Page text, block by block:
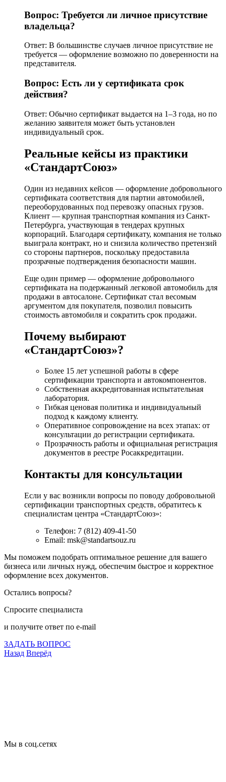
Вопрос: Требуется ли личное присутствие
владельца?
Ответ: В большинстве случаев личное присутствие не
требуется — оформление возможно по доверенности на
представителя.
Вопрос: Есть ли у сертификата срок
действия?
Ответ: Обычно сертификат выдается на 1–3 года, но по
желанию заявителя может быть установлен
индивидуальный срок.
Реальные кейсы из практики
«СтандартСоюз»
Один из недавних кейсов — оформление добровольного
сертификата соответствия для партии автомобилей,
переоборудованных под перевозку опасных грузов.
Клиент — крупная транспортная компания из Санкт-
Петербурга, участвующая в тендерах крупных
корпораций. Благодаря сертификату, компания не только
выиграла контракт, но и снизила количество претензий
со стороны партнеров, поскольку предоставила
прозрачные подтверждения безопасности машин.
Еще один пример — оформление добровольного
сертификата на подержанный легковой автомобиль для
продажи в автосалоне. Сертификат стал весомым
аргументом для покупателя, позволил повысить
стоимость автомобиля и сократить срок продажи.
Почему выбирают
«СтандартСоюз»?
Более 15 лет успешной работы в сфере
сертификации транспорта и автокомпонентов.
Собственная аккредитованная испытательная
лаборатория.
Гибкая ценовая политика и индивидуальный
подход к каждому клиенту.
Оперативное сопровождение на всех этапах: от
консультации до регистрации сертификата.
Прозрачность работы и официальная регистрация
документов в реестре Росаккредитации.
Контакты для консультации
Если у вас возникли вопросы по поводу добровольной
сертификации транспортных средств, обратитесь к
специалистам центра «СтандартСоюз»:
Телефон: 7 (812) 409-41-50
Email: msk@standartsouz.ru
Мы поможем подобрать оптимальное решение для вашего
бизнеса или личных нужд, обеспечим быстрое и корректное
оформление всех документов.
Остались вопросы?
Спросите специалиста
и получите ответ по e-mail
ЗАДАТЬ ВОПРОС
Назад Вперёд
Мы в соц.сетях